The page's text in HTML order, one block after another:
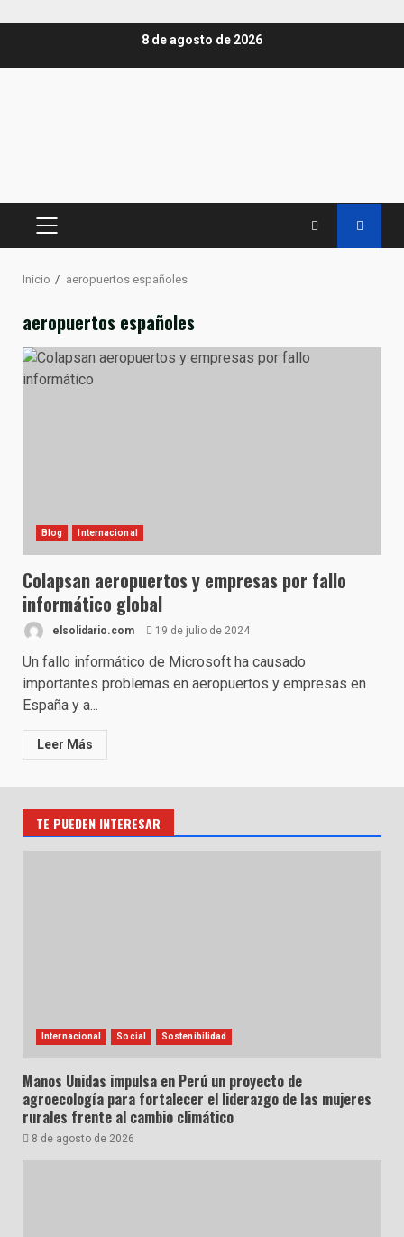
8 de agosto de 2026
MENÚ
Inicio aeropuertos españoles
aeropuertos españoles
Blog Internacional
Colapsan aeropuertos y empresas por fallo
informático global
elsolidario.com 19 de julio de 2024
Un fallo informático de Microsoft ha causado
importantes problemas en aeropuertos y empresas en
España y a...
Leer Más
TE PUEDEN INTERESAR
Internacional Social Sostenibilidad
Manos Unidas impulsa en Perú un proyecto de
agroecología para fortalecer el liderazgo de las mujeres
rurales frente al cambio climático
8 de agosto de 2026